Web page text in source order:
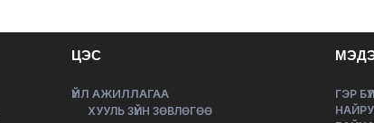
ЦЭС
ҮЙЛ АЖИЛЛАГАА
ХУУЛЬ ЗҮЙН ЗӨВЛӨГӨӨ
ГЭР